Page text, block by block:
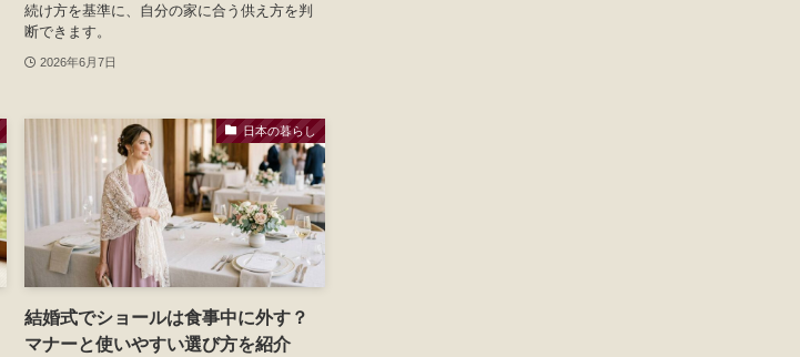
続け方を基準に、自分の家に合う供え方を判
断できます。
2026年6月7日
日本の暮らし
結婚式でショールは食事中に外す？
マナーと使いやすい選び方を紹介